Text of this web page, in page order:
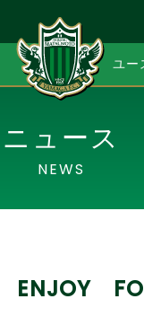
ユー
ニュース
NEWS